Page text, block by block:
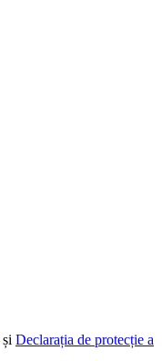
și Declarația de protecție a